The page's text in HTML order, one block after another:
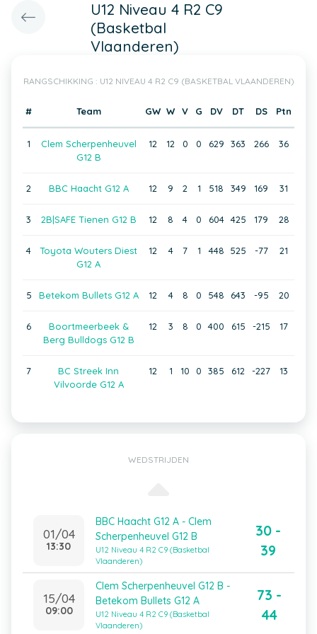
U12 Niveau 4 R2 C9
(Basketbal
Vlaanderen)
RANGSCHIKKING : U12 NIVEAU 4 R2 C9 (BASKETBAL VLAANDEREN)
# Team GW W V G DV DT DS Ptn
1
Clem Scherpenheuvel
G12 B
12 12 0 0 629 363 266 36
2 BBC Haacht G12 A 12 9 2 1 518 349 169 31
3 2B|SAFE Tienen G12 B 12 8 4 0 604 425 179 28
4
Toyota Wouters Diest
G12 A
12 4 7 1 448 525 -77 21
5 Betekom Bullets G12 A 12 4 8 0 548 643 -95 20
6
Boortmeerbeek &
Berg Bulldogs G12 B
12 3 8 0 400 615 -215 17
7
BC Streek Inn
Vilvoorde G12 A
12 1 10 0 385 612 -227 13
WEDSTRIJDEN
01/04
13:30
BBC Haacht G12 A - Clem
Scherpenheuvel G12 B
U12 Niveau 4 R2 C9 (Basketbal
Vlaanderen)
30 -
39
15/04
09:00
Clem Scherpenheuvel G12 B -
Betekom Bullets G12 A
U12 Niveau 4 R2 C9 (Basketbal
Vlaanderen)
73 -
44